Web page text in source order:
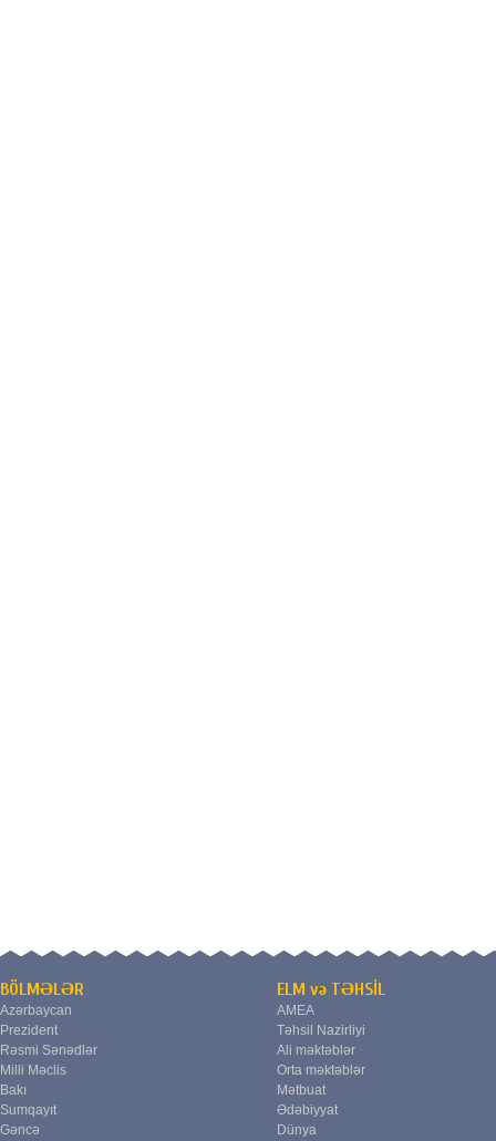
BÖLMƏLƏR
Azərbaycan
Prezident
Rəsmi Sənədlər
Milli Məclis
Bakı
Sumqayıt
Gəncə
ELM və TƏHSİL
AMEA
Təhsil Nazirliyi
Ali məktəblər
Orta məktəblər
Mətbuat
Ədəbiyyat
Dünya